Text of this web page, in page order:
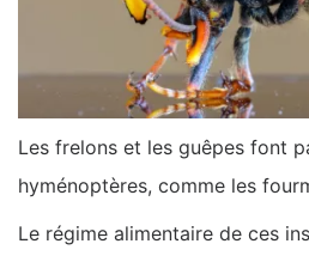
Les frelons et les guêpes font
hyménoptères, comme les
Le régime alimentaire de ces